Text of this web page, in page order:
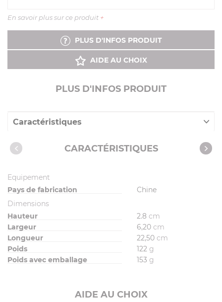
En savoir plus sur ce produit +
PLUS D'INFOS PRODUIT
AIDE AU CHOIX
PLUS D'INFOS PRODUIT
Caractéristiques
Recettes avec cet articleCARACTÉRISTIQUES
Equipement
Pays de fabrication
Chine
Dimensions
Hauteur
2.8 cm
Largeur
6,20 cm
Longueur
22,50 cm
Poids
122 g
Poids avec emballage
153 g
AIDE AU CHOIX